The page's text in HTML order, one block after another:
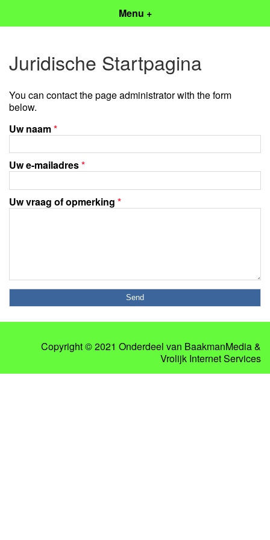
Menu +
Juridische Startpagina
You can contact the page administrator with the form
below.
Uw naam*
Uw e-mailadres*
Uw vraag of opmerking *
Copyright © 2021 Onderdeel van BaakmanMedia&
Vrolijk Internet Services